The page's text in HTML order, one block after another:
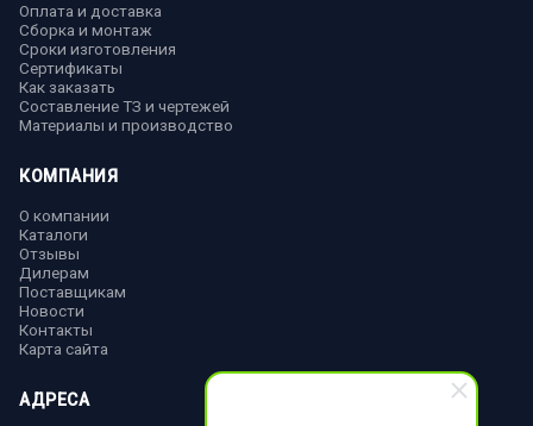
Оплата и доставка
Сборка и монтаж
Сроки изготовления
Сертификаты
Как заказать
Составление ТЗ и чертежей
Материалы и производство
КОМПАНИЯ
О компании
Каталоги
Отзывы
Дилерам
Поставщикам
Новости
Контакты
Карта сайта
АДРЕСА